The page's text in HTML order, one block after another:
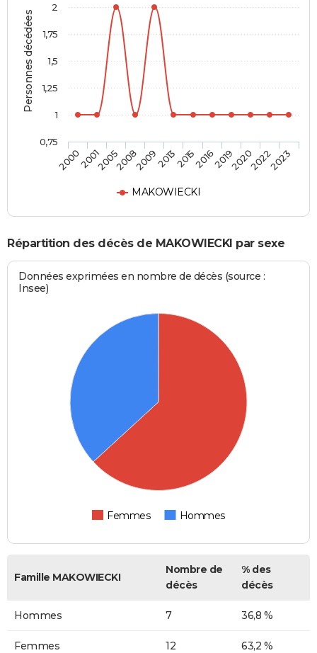
Personnes décédées
MAKOWIECKI
200020012005200820092013201520162019202020222023
0,75
1
1,25
1,5
1,75
2
Répartition des décès de MAKOWIECKI par sexe
Données exprimées en nombre de décès (source :
Insee)
Femmes Hommes
Famille MAKOWIECKI
Nombre de
décès
% des
décès
Hommes 7 36,8 %
Femmes 12 63,2 %